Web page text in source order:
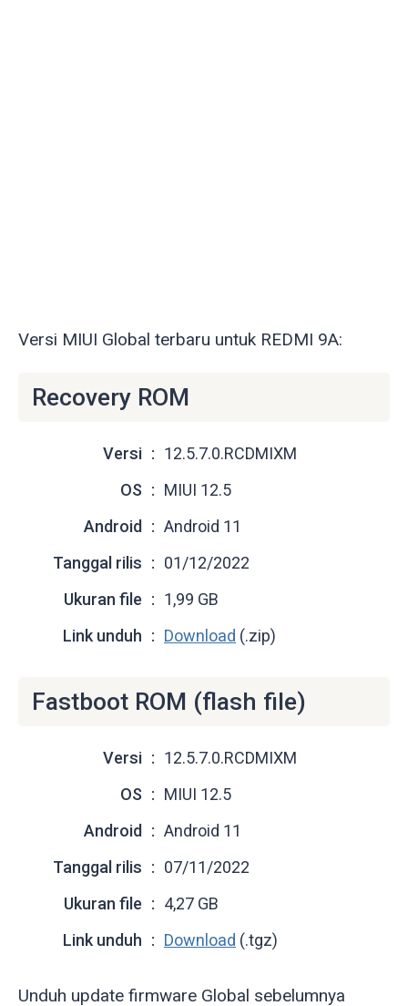
Versi MIUI Global terbaru untuk REDMI 9A:
Recovery ROM
Versi
12.5.7.0.RCDMIXM
OS
MIUI 12.5
Android
Android 11
Tanggal rilis
01/12/2022
Ukuran file
1,99 GB
Link unduh
Download (.zip)
Fastboot ROM (flash file)
Versi
12.5.7.0.RCDMIXM
OS
MIUI 12.5
Android
Android 11
Tanggal rilis
07/11/2022
Ukuran file
4,27 GB
Link unduh
Download (.tgz)
Unduh update firmware Global sebelumnya